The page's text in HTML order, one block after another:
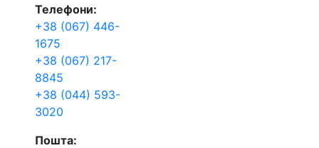
Телефони:
+38 (067) 446-
1675
+38 (067) 217-
8845
+38 (044) 593-
3020
Пошта: